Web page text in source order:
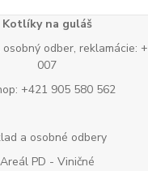
Kotlíky na guláš
odber, reklamácie:
007
+421 905 580 562
a osobné odbery
Areál PD - Viničné